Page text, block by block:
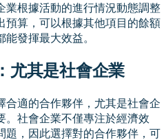
業根據活動的進行情況動態調整
預算，可以根據其他項目的餘額
發揮最大效益。
尤其是社會企業
合適的合作夥伴，尤其是社會企
。社會企業不僅專注於經濟效
題，因此選擇對的合作夥伴，可